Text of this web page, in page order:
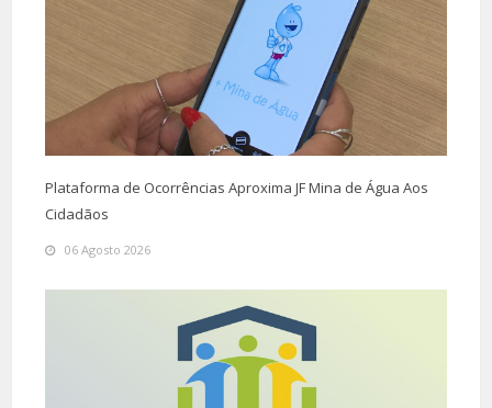
Plataforma de Ocorrências Aproxima JF Mina de Água Aos
Cidadãos
06 Agosto 2026